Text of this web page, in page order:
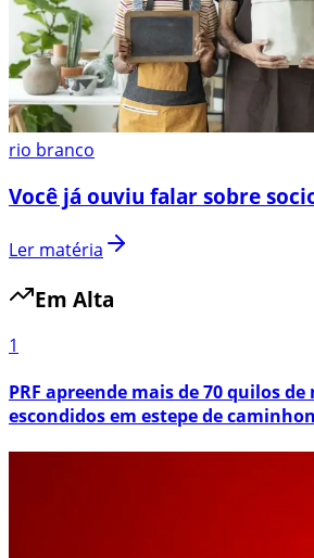
rio branco
Você já ouviu falar sobre
Ler matéria
Em Alta
1
PRF apreende mais de 70 quilos
escondidos em estepe de